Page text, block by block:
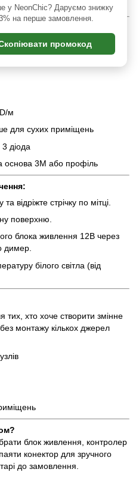
сумісного димера.
м
для сухих приміщень
діода
основа 3M або профіль
відріжте стрічку по мітці.
поверхню.
блока живлення 12В через
димер.
білого світла (від
тих, хто хоче створити змінне
монтажу кількох джерел
блок живлення, контролер
конектор для зручного
до замовлення.
у NeonChic? Даруємо знижку
на перше замовлення.
промокод